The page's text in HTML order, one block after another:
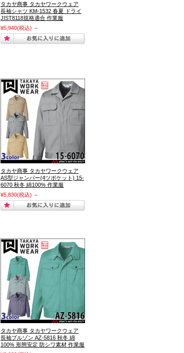
タカヤ商事 タカヤワークウェア
長袖シャツ KM-1532 春夏 ドライ
JIST8118規格適合 作業服
¥5,940(税込) ～
タカヤ商事 タカヤワークウェア
AS型ジャンパー(4ツポケット) 15-
6070 秋冬 綿100% 作業服
¥5,830(税込) ～
タカヤ商事 タカヤワークウェア
長袖ブルゾン AZ-5816 秋冬 綿
100% 形態安定 防シワ素材 作業服